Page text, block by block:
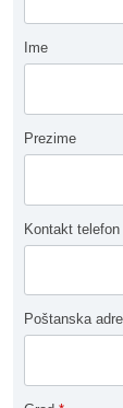
Ime
Prezime
Kontakt telefon
Poštanska